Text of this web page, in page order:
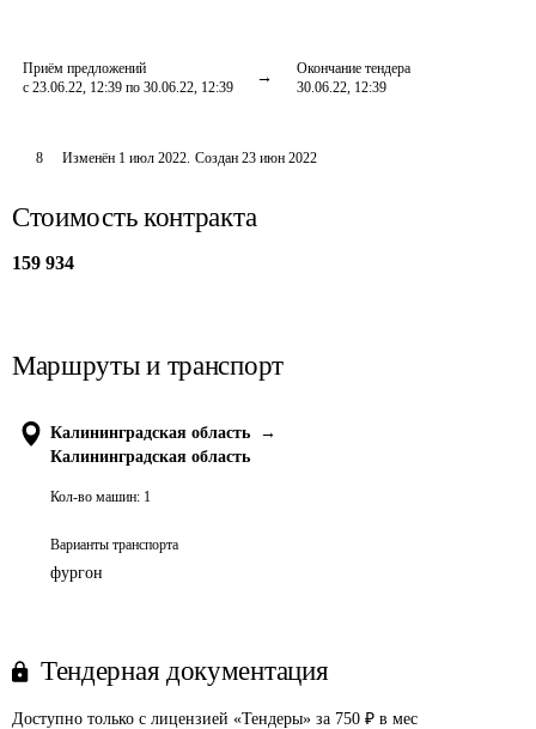
Приём предложений
с 23.06.22, 12:39 по 30.06.22, 12:39
Окончание тендера
30.06.22, 12:39
8 Изменён 1 июл 2022. Создан 23 июн 2022
Стоимость контракта
159 934
Маршруты и транспорт
Калининградская область
→
Калининградская область
Кол-во машин: 1
Варианты транспорта
фургон
Тендерная документация
Доступно только с лицензией «Тендеры» за 750 ₽ в мес